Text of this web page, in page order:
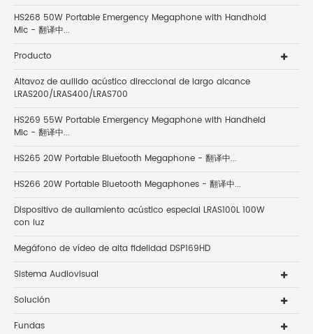
HS268 50W Portable Emergency Megaphone with Handhold
Mic - 翻译中...
Producto
Altavoz de aullido acústico direccional de largo alcance
LRAS200/LRAS400/LRAS700
HS269 55W Portable Emergency Megaphone with Handheld
Mic - 翻译中...
HS265 20W Portable Bluetooth Megaphone - 翻译中...
HS266 20W Portable Bluetooth Megaphones - 翻译中...
Dispositivo de aullamiento acústico especial LRAS100L 100W
con luz
Megáfono de vídeo de alta fidelidad DSP169HD
Sistema Audiovisual
Solución
Fundas